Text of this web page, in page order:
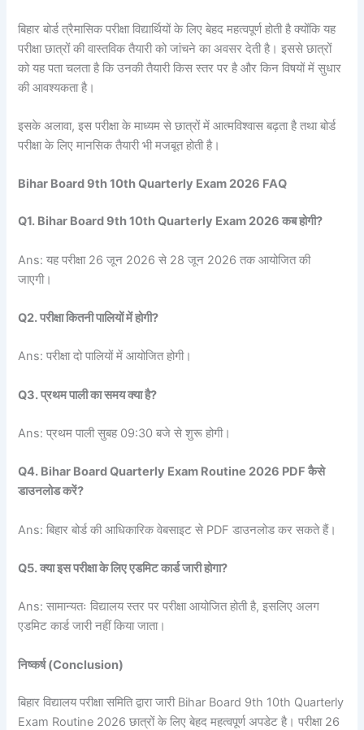
बिहार बोर्ड त्रैमासिक परीक्षा विद्यार्थियों के लिए बेहद महत्वपूर्ण होती है क्योंकि यह
परीक्षा छात्रों की वास्तविक तैयारी को जांचने का अवसर देती है। इससे छात्रों
को यह पता चलता है कि उनकी तैयारी किस स्तर पर है और किन विषयों में सुधार
की आवश्यकता है।
इसके अलावा, इस परीक्षा के माध्यम से छात्रों में आत्मविश्वास बढ़ता है तथा बोर्ड
परीक्षा के लिए मानसिक तैयारी भी मजबूत होती है।
Bihar Board 9th 10th Quarterly Exam 2026 FAQ
Q1. Bihar Board 9th 10th Quarterly Exam 2026 कब होगी?
Ans: यह परीक्षा 26 जून 2026 से 28 जून 2026 तक आयोजित की
जाएगी।
Q2. परीक्षा कितनी पालियों में होगी?
Ans: परीक्षा दो पालियों में आयोजित होगी।
Q3. प्रथम पाली का समय क्या है?
Ans: प्रथम पाली सुबह 09:30 बजे से शुरू होगी।
Q4. Bihar Board Quarterly Exam Routine 2026 PDF कैसे
डाउनलोड करें?
Ans: बिहार बोर्ड की आधिकारिक वेबसाइट से PDF डाउनलोड कर सकते हैं।
Q5. क्या इस परीक्षा के लिए एडमिट कार्ड जारी होगा?
Ans: सामान्यतः विद्यालय स्तर पर परीक्षा आयोजित होती है, इसलिए अलग
एडमिट कार्ड जारी नहीं किया जाता।
निष्कर्ष (Conclusion)
बिहार विद्यालय परीक्षा समिति द्वारा जारी Bihar Board 9th 10th Quarterly
Exam Routine 2026 छात्रों के लिए बेहद महत्वपूर्ण अपडेट है। परीक्षा 26